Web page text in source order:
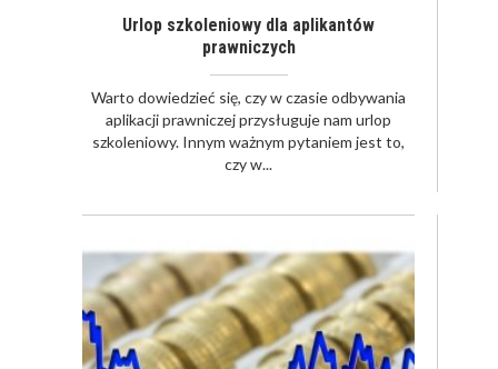
Urlop szkoleniowy dla aplikantów
prawniczych
Warto dowiedzieć się, czy w czasie odbywania
aplikacji prawniczej przysługuje nam urlop
szkoleniowy. Innym ważnym pytaniem jest to,
czy w...